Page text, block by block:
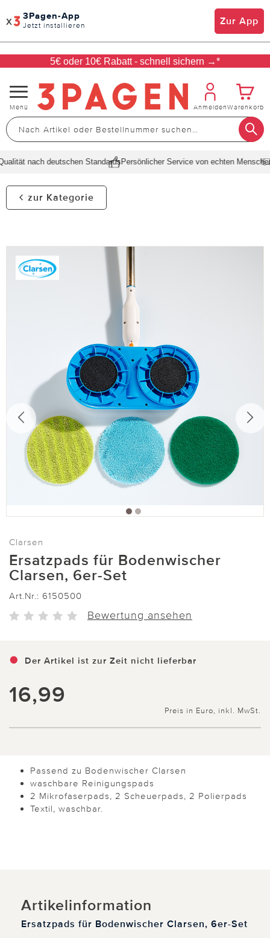
x 3Pagen-App
Jetzt installieren Zur App
5€ oder 10€ Rabatt - schnell sichern →*
Navigation
umschalten
Menü AnmeldenWarenkorb
nach deutschen StandardsPersönlicher Service von echten Menschen
zur Kategorie
Clarsen
Ersatzpads für Bodenwischer
Clarsen, 6er-Set
Art.Nr.: 6150500
Bewertung ansehen
Der Artikel ist zur Zeit nicht lieferbar
16,99
Preis in Euro, inkl. MwSt.
Passend zu Bodenwischer Clarsen
waschbare Reinigungspads
2 Mikrofaserpads, 2 Scheuerpads, 2 Polierpads
Textil, waschbar.
Artikelinformation
Ersatzpads für Bodenwischer Clarsen, 6er-Set